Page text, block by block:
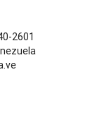
2601